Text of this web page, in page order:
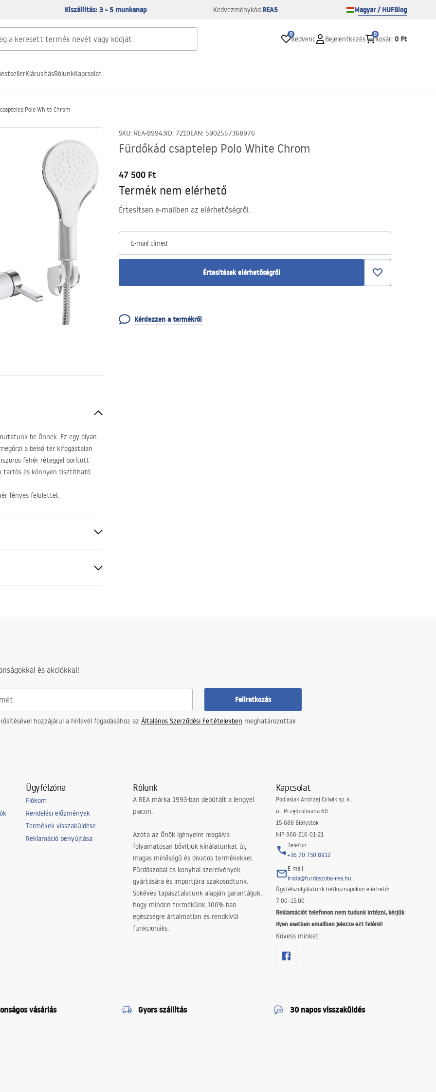
Kiszállítás: 3 - 5 munkanap Kedvezménykód:REA5 Magyar / HUFBlog
0
Kedvenc Bejelentkezés
0
Kosár: 0 Ft
KiárusításRólunkKapcsolat
Polo White Chrom
SKU: REA-B9943ID: 7210EAN: 5902557368976
Fürdőkád csaptelep Polo White Chrom
47 500 Ft
Termék nem elérhető
Értesítsen e-mailben az elérhetőségről.
E-mail címed
Értesítések elérhetőségről
Kérdezzen a termékről
be Önnek. Ez egy olyan
a belső tér kifogástalan
fehér réteggel borított
tartós és könnyen tisztítható.
fényes felülettel.
Ezüst
és akciókkal!
Feliratkozás
hozzájárul a hírlevél fogadásához az Általános Szerződési Feltételekben meghatározottak
Ügyfélzóna
Fiókom
Rendelési előzmények
Termékek visszaküldése
Reklamáció benyújtása
Rólunk
A REA márka 1993-ban debütált a lengyel
piacon.
Azóta az Önök igényeire reagálva
folyamatosan bővítjük kínálatunkat új,
magas minőségű és divatos termékekkel.
Fürdőszobai és konyhai szerelvények
gyártására és importjára szakosodtunk.
Sokéves tapasztalatunk alapján garantáljuk,
hogy minden termékünk 100%-ban
egészségre ártalmatlan és rendkívül
funkcionális.
Kapcsolat
Podlasiak Andrzej Cylwik sp. k.
ul. Przędzalniana 60
15-688 Białystok
NIP 966-216-01-21
Telefon
+36 70 750 8912
E-mail
iroda@furdoszoba-rea.hu
Ügyfélszolgálatunk hétköznapokon elérhető:
7:00–15:00
Reklamációt telefonon nem tudunk intézni, kérjük
ilyen esetben emailben jelezze ezt felénk!
Kövess minket
vásárlás Gyors szállítás 30 napos visszaküldés